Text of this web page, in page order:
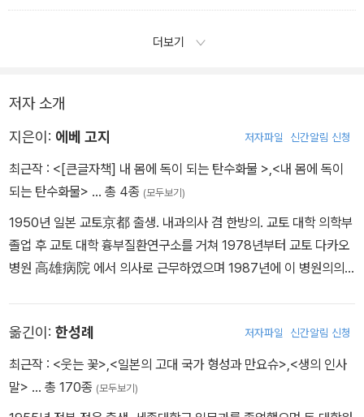
되어 있습니다.
더보기
저자 소개
지은이: 에베 고지 저자파일 신간알림 신청
최근작 : <[큰글자책] 내 몸에 독이 되는 탄수화물 > <내 몸에 독이
되는 탄수화물> … 총 4종 (모두보기)
1950년 일본 교토京都 출생. 내과의사 겸 한방의. 교토 대학 의학부
졸업 후 교토 대학 흉부질환연구소를 거쳐 1978년부터 교토 다카오
병원 高雄病院 에서 의사로 근무하였으며 1987년에 이 병원의의
그 후로도 당질제한 다이어트를 계속하여 건강한 몸을 유지하고 있
다. 당뇨병 완치를 계기로 본격적인 당뇨병 연구에 돌입하여 고혈압,
당뇨병, 비만에 획기적으로 효과가 있는 ‘당질 제한식’의 체계를 확립
옮긴이: 한성례 저자파일 신간알림 신청
최근작 : <웃는 꽃> <일본의 고대 국가 형성과 만요슈> <생의 인사
말> … 총 170종 (모두보기)